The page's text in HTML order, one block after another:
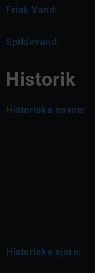
Frisk Vand:
Spildevand:
Historik
Historiske navne:
Historiske ejere: